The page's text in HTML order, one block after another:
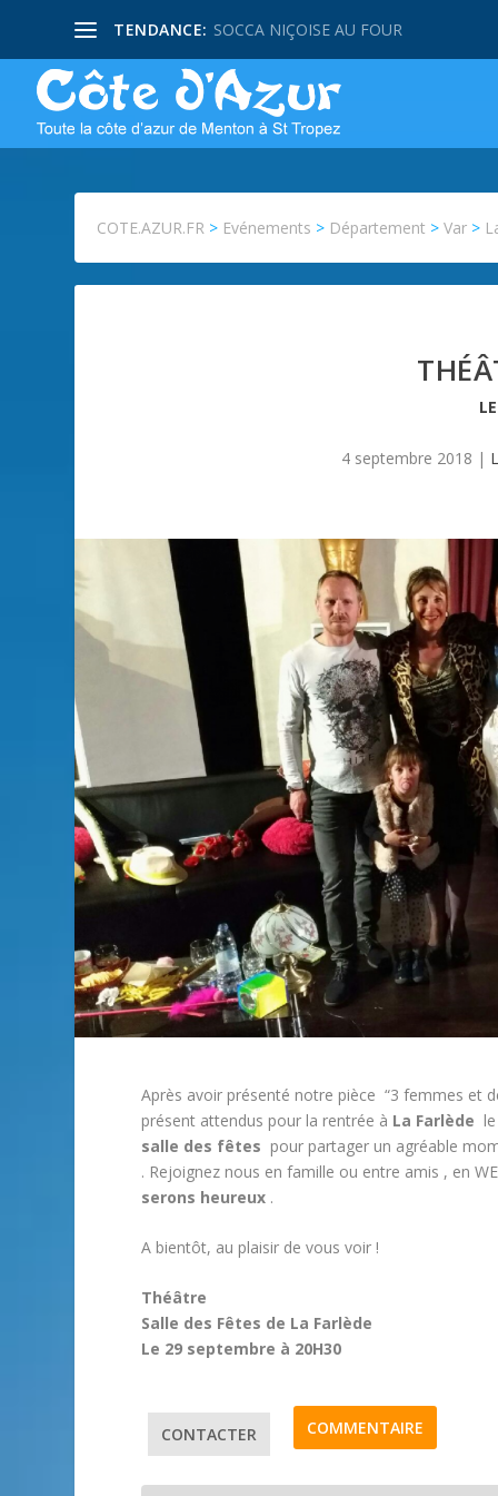
TENDANCE: SOCCA NIÇOISE AU FOUR
COTE.AZUR.FR > Evénements > Département >Var >
4 septembre 2018 |
Après avoir présenté notre pièce “3 femmes et
présent attendus pour la rentrée à La Farlède
salle des fêtes pour partager un agréable
. Rejoignez nous en famille ou entre amis , en
serons heureux .
A bientôt, au plaisir de vous voir !
Théâtre
Salle des Fêtes de La Farlède
Le 29 septembre à 20H30
CONTACTER COMMENTAIRE